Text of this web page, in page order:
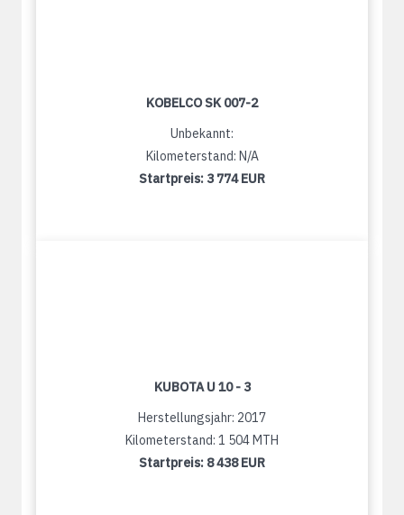
KOBELCO SK 007-2
Unbekannt:
Kilometerstand: N/A
Startpreis: 3 774 EUR
KUBOTA U 10 - 3
Herstellungsjahr: 2017
Kilometerstand: 1 504 MTH
Startpreis: 8 438 EUR